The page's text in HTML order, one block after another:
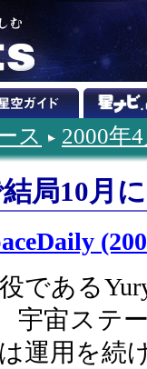
ス 2000年
局10月
である
宇宙ステ
運用を続